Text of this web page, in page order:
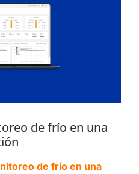
de frío en una
de frío en una